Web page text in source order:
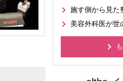
施す側から見た
美容外科医が世